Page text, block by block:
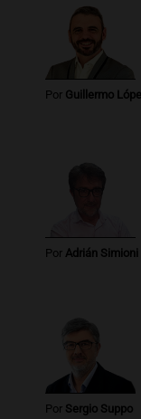
Por Guillermo
Por Adrián Simioni
Por Sergio Suppo